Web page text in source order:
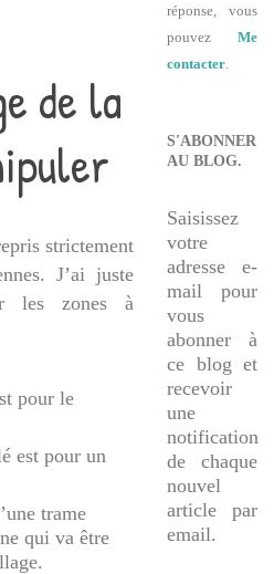
de la
strictement
J’ai juste
les zones à
pour le
est pour un
trame
qui va être
réponse, vous
pouvez Me
contacter
S'ABONNER
AU BLOG.
Saisissez
votre
adresse e-
mail pour
vous
abonner à
ce blog et
recevoir
une
notification
de chaque
nouvel
article par
email.